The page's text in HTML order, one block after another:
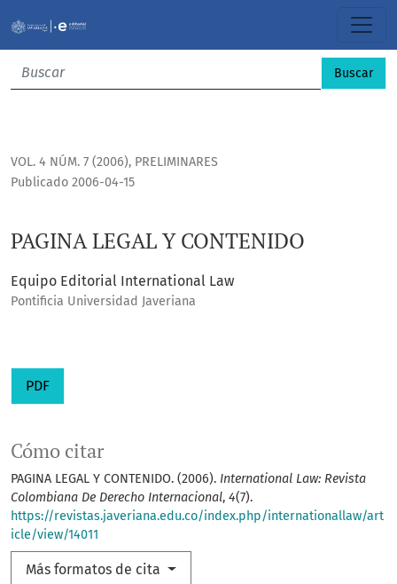
Buscar
VOL. 4 NÚM. 7 (2006), PRELIMINARES
PAGINA LEGAL Y CONTENIDO
Publicado 2006-04-15
Equipo Editorial International Law
Pontificia Universidad Javeriana
PDF
Cómo citar
PAGINA LEGAL Y CONTENIDO. (2006). International Law: Revista
Colombiana De Derecho Internacional, 4(7).
https://revistas.javeriana.edu.co/index.php/internationallaw/art
icle/view/14011
Más formatos de cita